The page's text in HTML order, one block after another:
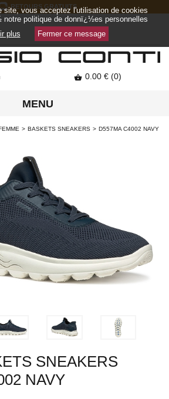
RETOURS GRATUITS
 0.00 € (0)
MENU
BASKETS SNEAKERS D557MA C4002 NAVY
SNEAKERS
NAVY
site, vous acceptez l'utilisation de cookies
politique de donnï¿½es personnelles
plus
Fermer ce message